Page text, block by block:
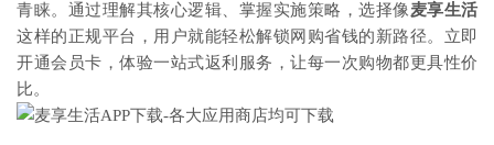
青睐。通过理解其核心逻辑、掌握实施策略，选择像麦享生活
这样的正规平台，用户就能轻松解锁网购省钱的新路径。立即
开通会员卡，体验一站式返利服务，让每一次购物都更具性价
比。